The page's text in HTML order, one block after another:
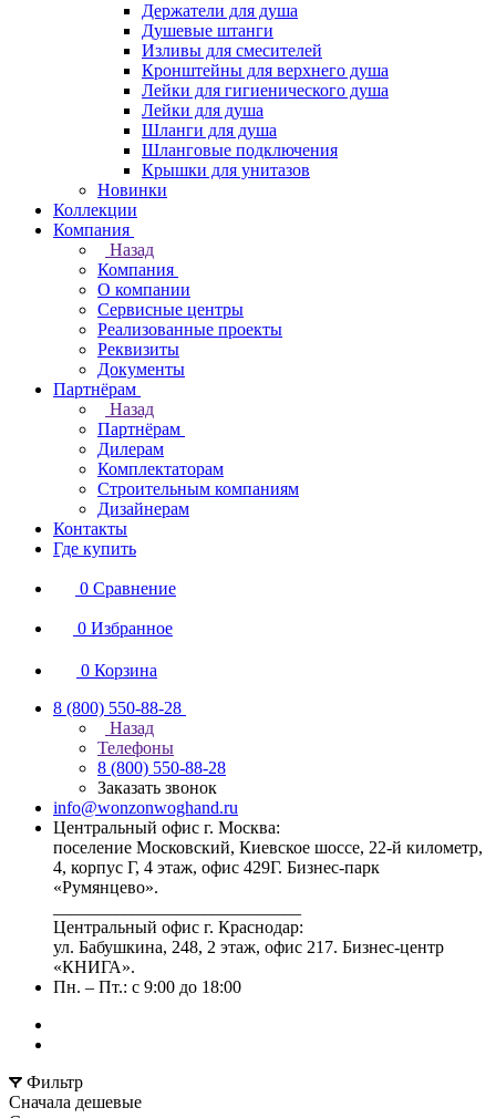
Держатели для душа
Душевые штанги
Изливы для смесителей
Кронштейны для верхнего душа
Лейки для гигиенического душа
Лейки для душа
Шланги для душа
Шланговые подключения
Крышки для унитазов
Новинки
Коллекции
Компания
Назад
Компания
О компании
Сервисные центры
Реализованные проекты
Реквизиты
Документы
Партнёрам
Назад
Партнёрам
Дилерам
Комплектаторам
Строительным компаниям
Дизайнерам
Контакты
Где купить
0 Сравнение
0 Избранное
0 Корзина
8 (800) 550-88-28
Назад
Телефоны
8 (800) 550-88-28
Заказать звонок
info@wonzonwoghand.ru
Центральный офис г. Москва:
поселение Московский, Киевское шоссе, 22-й километр,
4, корпус Г, 4 этаж, офис 429Г. Бизнес-парк
«Румянцево».
Центральный офис г. Краснодар:
ул. Бабушкина, 248, 2 этаж, офис 217. Бизнес-центр
«КНИГА».
Пн. – Пт.: с 9:00 до 18:00
Фильтр
Сначала дешевые